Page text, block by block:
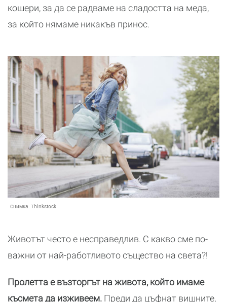
кошери, за да се радваме на сладостта на меда,
за който нямаме никакъв принос.
Снимка: Thinkstock
Животът често е несправедлив. С какво сме по-
важни от най-работливото същество на света?!
Пролетта е възторгът на живота, който имаме
късмета да изживеем. Преди да цъфнат вишните,